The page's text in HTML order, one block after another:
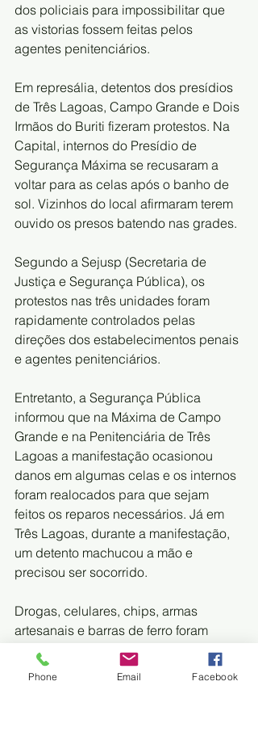
dos policiais para impossibilitar que
as vistorias fossem feitas pelos
agentes penitenciários.
Em represália, detentos dos presídios
de Três Lagoas, Campo Grande e Dois
Irmãos do Buriti fizeram protestos. Na
Capital, internos do Presídio de
Segurança Máxima se recusaram a
voltar para as celas após o banho de
sol. Vizinhos do local afirmaram terem
ouvido os presos batendo nas grades.
Segundo a Sejusp (Secretaria de
Justiça e Segurança Pública), os
protestos nas três unidades foram
rapidamente controlados pelas
direções dos estabelecimentos penais
e agentes penitenciários.
Entretanto, a Segurança Pública
informou que na Máxima de Campo
Grande e na Penitenciária de Três
Lagoas a manifestação ocasionou
danos em algumas celas e os internos
foram realocados para que sejam
feitos os reparos necessários. Já em
Três Lagoas, durante a manifestação,
um detento machucou a mão e
precisou ser socorrido.
Drogas, celulares, chips, armas
artesanais e barras de ferro foram
apreendidos na PED. Local, onde em
menos de um mês dois detentos foram
Phone Email Facebook